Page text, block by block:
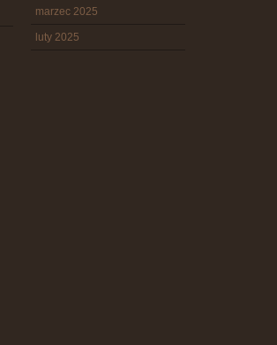
marzec 2025
luty 2025